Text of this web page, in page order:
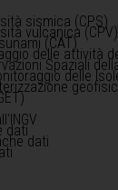
sismica (CPS)
vulcanica (CPV)
(CAT)
delle attività
Spaziali
delle
dati
dati